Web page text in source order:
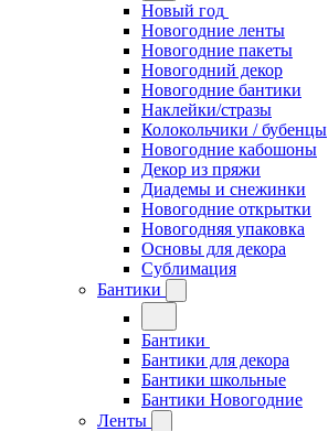
Новый год
Новогодние ленты
Новогодние пакеты
Новогодний декор
Новогодние бантики
Наклейки/стразы
Колокольчики / бубенцы
Новогодние кабошоны
Декор из пряжи
Диадемы и снежинки
Новогодние открытки
Новогодняя упаковка
Основы для декора
Сублимация
Бантики
Бантики
Бантики для декора
Бантики школьные
Бантики Новогодние
Ленты